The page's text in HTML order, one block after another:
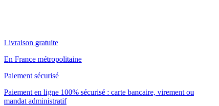
Livraison gratuite
En France métropolitaine
Paiement sécurisé
Paiement en ligne 100% sécurisé : carte bancaire, virement ou
mandat administratif